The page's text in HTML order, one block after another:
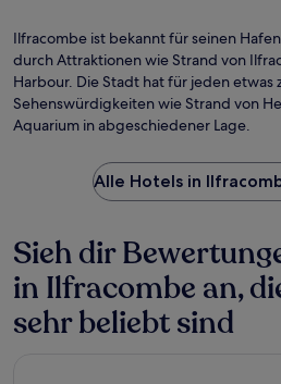
Ilfracombe ist bekannt für seinen
durch Attraktionen wie Strand von
Harbour. Die Stadt hat für jeden
Sehenswürdigkeiten wie Strand von
Aquarium in abgeschiedener Lage.
Alle Hotels in
Sieh dir
in Ilfracombe an,
sehr beliebt sind